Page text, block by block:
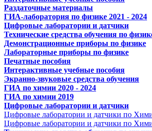
Раздаточные материалы
ГИА-лаборатория по физике 2021 - 2024
Цифровые лаборатории и датчики
Технические средства обучения по
Демонстрационные приборы по физике
Лабораторные приборы по физике
Печатные пособия
Интерактивные учебные пособия
Экранно-звуковые средства обучения
ГИА по химии 2020 - 2024
ГИА по химии 2019
Цифровые лаборатории и датчики
Цифровые лаборатории и датчики по
Цифровые лаборатории и датчики по